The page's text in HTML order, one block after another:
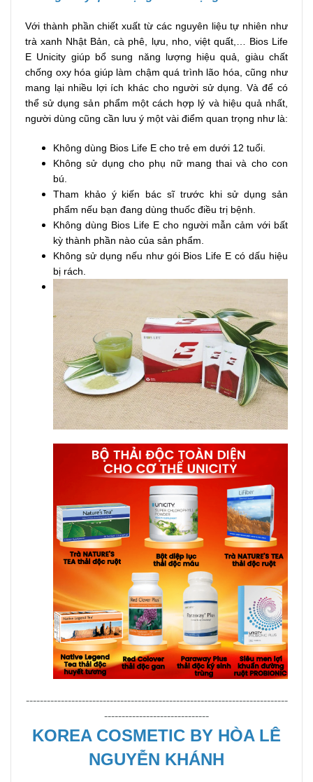
Với thành phần chiết xuất từ các nguyên liệu tự nhiên như
trà xanh Nhật Bản, cà phê, lựu, nho, việt quất,… Bios Life
E Unicity giúp bổ sung năng lượng hiệu quả, giàu chất
chống oxy hóa giúp làm chậm quá trình lão hóa, cũng như
mang lại nhiều lợi ích khác cho người sử dụng. Và để có
thể sử dụng sản phẩm một cách hợp lý và hiệu quả nhất,
người dùng cũng cần lưu ý một vài điểm quan trọng như là:
Không dùng Bios Life E cho trẻ em dưới 12 tuổi.
Không sử dụng cho phụ nữ mang thai và cho con
bú.
Tham khảo ý kiến bác sĩ trước khi sử dụng sản
phẩm nếu bạn đang dùng thuốc điều trị bệnh.
Không dùng Bios Life E cho người mẫn cảm với bất
kỳ thành phần nào của sản phẩm.
Không sử dụng nếu như gói Bios Life E có dấu hiệu
bị rách.
---------------------------------------------------------------------------
------------------------------
KOREA COSMETIC BY HÒA LÊ
NGUYỄN KHÁNH